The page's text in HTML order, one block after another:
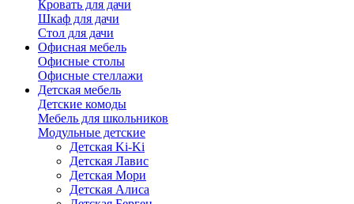
Кровать для дачи
Шкаф для дачи
Стол для дачи
Офисная мебель
Офисные столы
Офисные стеллажи
Детская мебель
Детские комоды
Мебель для школьников
Модульные детские
Детская Ki-Ki
Детская Лавис
Детская Мори
Детская Алиса